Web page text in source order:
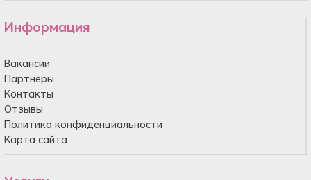
Информация
Вакансии
Партнеры
Контакты
Отзывы
Политика конфиденциальности
Карта сайта